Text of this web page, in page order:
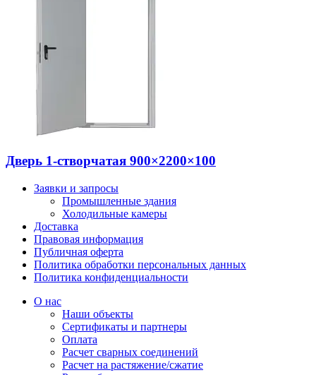
Дверь 1-створчатая 900×2200×100
Заявки и запросы
Промышленные здания
Холодильные камеры
Доставка
Правовая информация
Публичная оферта
Политика обработки персональных данных
Политика конфиденциальности
О нас
Наши объекты
Сертификаты и партнеры
Оплата
Расчет сварных соединений
Расчет на растяжение/сжатие